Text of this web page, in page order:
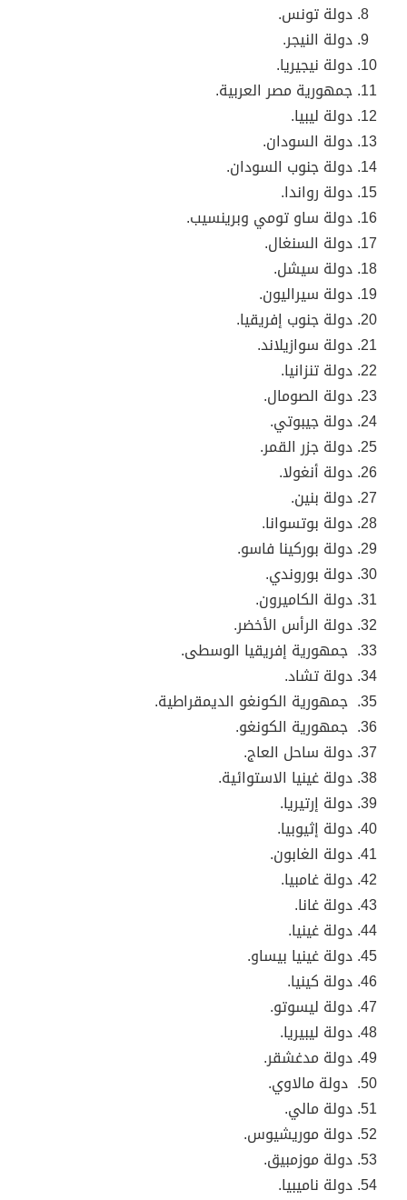
دولةتونس.
دولة النيجر.
دولة نيجيريا.
جمهورية مصر العربية.
دولة ليبيا.
دولة السودان.
دولة جنوب السودان.
دولة رواندا.
دولة ساو تومي وبرينسيب.
دولة السنغال.
دولة سيشل.
دولة سيراليون.
دولة جنوب إفريقيا.
دولة سوازيلاند.
دولة تنزانيا.
دولة الصومال.
دولةجيبوتي.
دولة جزر القمر.
دولة أنغولا.
دولة بنين.
دولة بوتسوانا.
دولة بوركينا فاسو.
دولة بوروندي.
دولة الكاميرون.
دولة الرأس الأخضر.
جمهورية إفريقيا الوسطى.
دولةتشاد.
جمهورية الكونغو الديمقراطية.
جمهورية الكونغو.
دولة ساحل العاج.
دولةغينيا الاستوائية.
دولة إرتيريا.
دولة إثيوبيا.
دولة الغابون.
دولةغامبيا.
دولةغانا.
دولةغينيا.
دولةغينيا بيساو.
دولة كينيا.
دولة ليسوتو.
دولة ليبيريا.
دولة مدغشقر.
دولة مالاوي.
دولة مالي.
دولة موريشيوس.
دولة موزمبيق.
دولة ناميبيا.